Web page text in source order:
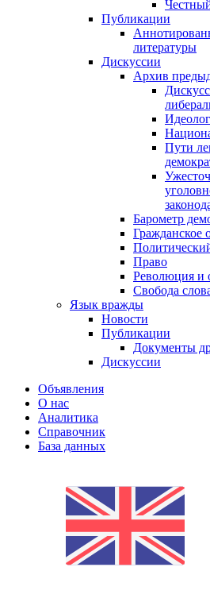
Публикации
литературы
Дискуссии
Архив
Пути
Барометр
Гражданское
Право
Революция и
Свобода
Язык вражды
Новости
Публикации
Документы
Дискуссии
Объявления
О нас
Аналитика
Справочник
База данных